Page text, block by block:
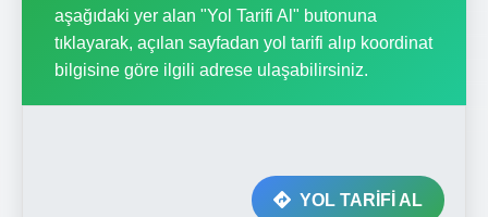
aşağıdaki yer alan "Yol Tarifi Al" butonuna
tıklayarak, açılan sayfadan yol tarifi alıp koordinat
bilgisine göre ilgili adrese ulaşabilirsiniz.
YOL TARİFİ AL